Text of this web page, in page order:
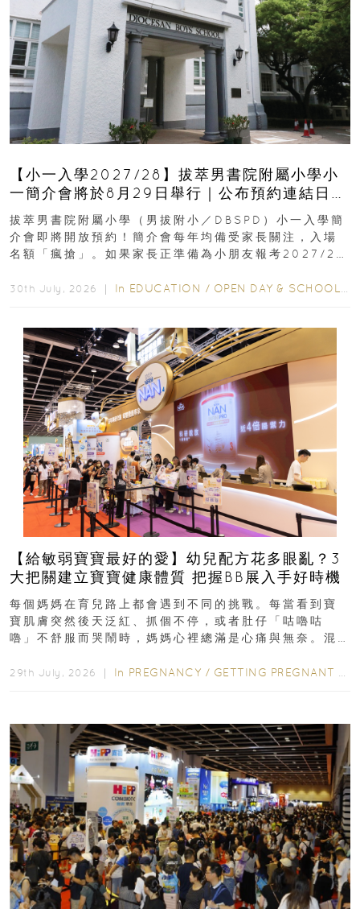
【小一入學2027/28】拔萃男書院附屬小學小
一簡介會將於8月29日舉行｜公布預約連結日期
｜更設有網上重溫
拔萃男書院附屬小學（男拔附小／DBSPD）小一入學簡
介會即將開放預約！簡介會每年均備受家長關注，入場
名額「瘋搶」。如果家長正準備為小朋友報考2027/28
30th July, 2026 ｜ In EDUCATION / OPEN DAY & SCHOOL EVENTS
【給敏弱寶寶最好的愛】幼兒配方花多眼亂？3
大把關建立寶寶健康體質 把握BB展入手好時機
每個媽媽在育兒路上都會遇到不同的挑戰。每當看到寶
寶肌膚突然後天泛紅、抓個不停，或者肚仔「咕嚕咕
嚕」不舒服而哭鬧時，媽媽心裡總滿是心痛與無奈。混
29th July, 2026 ｜ In PREGNANCY / GETTING PREGNANT